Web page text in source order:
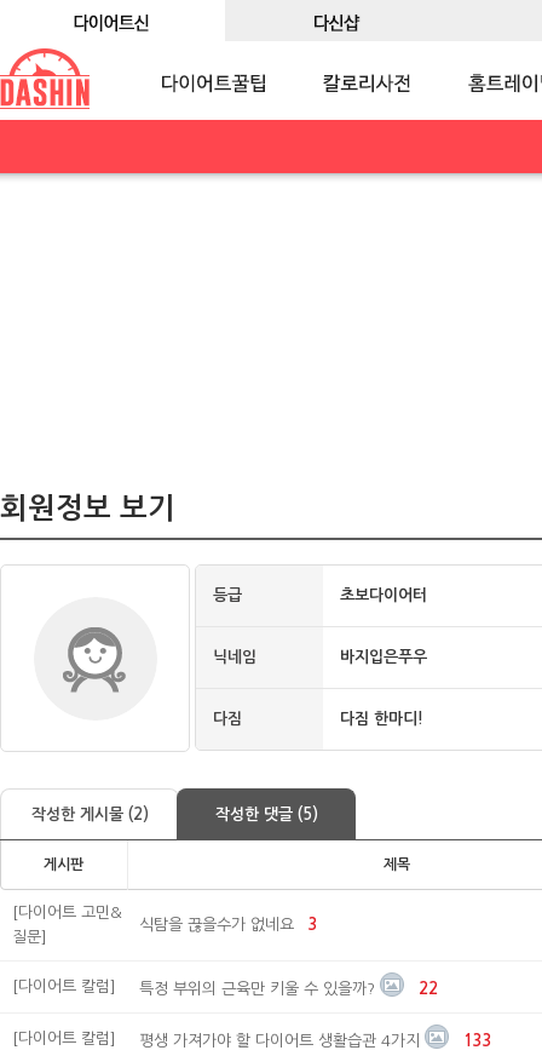
회원정보 보기
등급 초보다이어터
닉네임 바지입은푸우
다짐 다짐 한마디!
작성한 게시물 (2) 작성한 댓글 (5)
게시판 제목
[다이어트 고민&
질문]
식탐을 끊을수가 없네요 3
[다이어트 칼럼] 특정 부위의 근육만 키울 수 있을까? 22
[다이어트 칼럼] 평생 가져가야 할 다이어트 생활습관 4가지 133